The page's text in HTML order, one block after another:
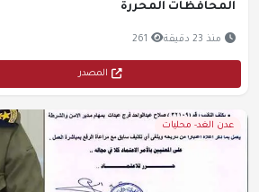
المحافظات المحررة
منذ 23 دقيقة 261
المصدر
عدن الغد- محليات